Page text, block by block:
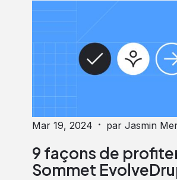
Mar 19, 2024 · par Jasmin
9 façons de
Sommet